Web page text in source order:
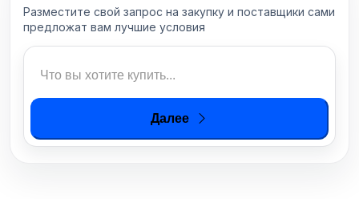
Разместите свой запрос на закупку и поставщики сами
предложат вам лучшие условия
Далее